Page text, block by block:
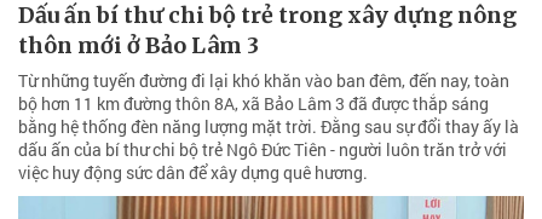
Dấu ấn bí thư chi bộ trẻ trong xây dựng nông
thôn mới ở Bảo Lâm 3
Từ những tuyến đường đi lại khó khăn vào ban đêm, đến nay, toàn
bộ hơn 11 km đường thôn 8A, xã Bảo Lâm 3 đã được thắp sáng
bằng hệ thống đèn năng lượng mặt trời. Đằng sau sự đổi thay ấy là
dấu ấn của bí thư chi bộ trẻ Ngô Đức Tiên - người luôn trăn trở với
việc huy động sức dân để xây dựng quê hương.